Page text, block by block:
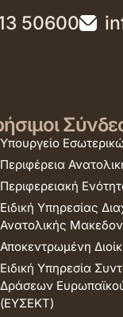
50600
Υπουργείο
Περιφέρεια
Περιφερειακή
Ειδική Υπηρεσίας
Ανατολικής
Αποκεντρωμένη
Ειδική Υπηρεσία
Δράσεων
(ΕΥΣΕΚΤ)